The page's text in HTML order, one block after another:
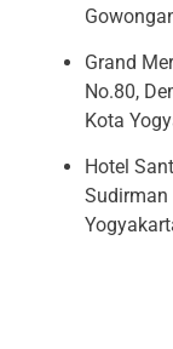
Grand
No.80,
Kota
Hotel
Sudirman